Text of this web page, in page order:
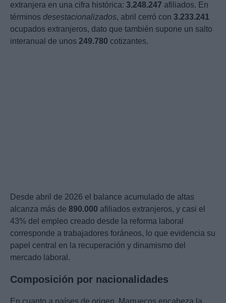
extranjera en una cifra histórica: 3.248.247 afiliados. En
términos desestacionalizados, abril cerró con 3.233.241
ocupados extranjeros, dato que también supone un salto
interanual de unos 249.780 cotizantes.
Desde abril de 2026 el balance acumulado de altas
alcanza más de 890.000 afiliados extranjeros, y casi el
43% del empleo creado desde la reforma laboral
corresponde a trabajadores foráneos, lo que evidencia su
papel central en la recuperación y dinamismo del
mercado laboral.
Composición por nacionalidades